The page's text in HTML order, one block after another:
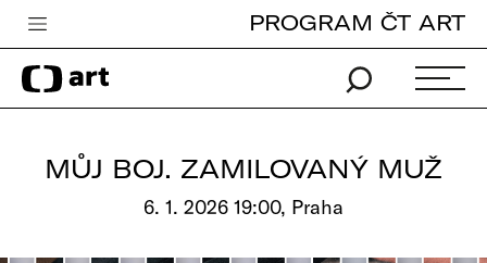
Česká televize
Zpravodajství
PROGRAM ČT ART
MŮJ BOJ. ZAMILOVANÝ MUŽ
6. 1. 2026 19:00, Praha